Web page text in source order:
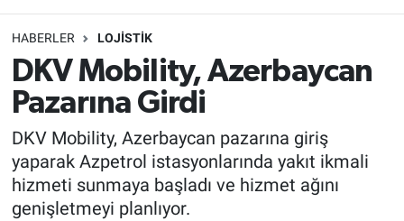
HABERLER LOJİSTİK
DKV Mobility, Azerbaycan
Pazarına Girdi
DKV Mobility, Azerbaycan pazarına giriş
yaparak Azpetrol istasyonlarında yakıt ikmali
hizmeti sunmaya başladı ve hizmet ağını
genişletmeyi planlıyor.